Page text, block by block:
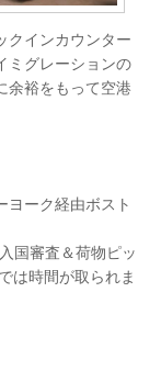
クインカウンター
ミグレーションの
余裕をもって空港
ヨーク経由ボスト
国審査＆荷物ピッ
は時間が取られま